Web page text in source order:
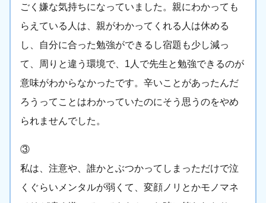
ごく嫌な気持ちになっていました。親にわかっても
らえている人は、親がわかってくれる人は休める
し、自分に合った勉強ができるし宿題も少し減っ
て、周りと違う環境で、1人で先生と勉強できるのが
意味がわからなかったです。辛いことがあったんだ
ろうってことはわかっていたのにそう思うのをやめ
られませんでした。
③
私は、注意や、誰かとぶつかってしまっただけで泣
くぐらいメンタルが弱くて、変顔ノリとかモノマネ